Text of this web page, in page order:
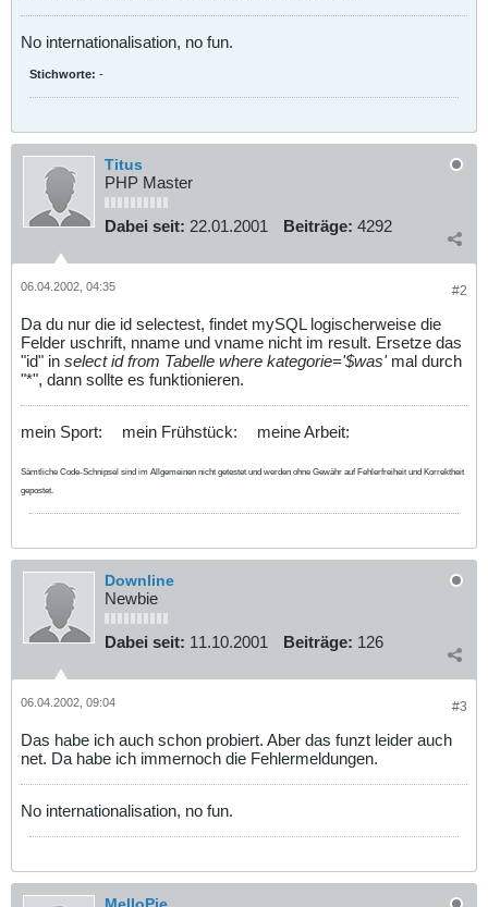
No internationalisation, no fun.
Stichworte: -
Titus
PHP Master
Dabei seit: 22.01.2001 Beiträge: 4292
#2
06.04.2002, 04:35
Da du nur die id selectest, findet mySQL logischerweise die
Felder uschrift, nname und vname nicht im result. Ersetze das
"id" in select id from Tabelle where kategorie='$was'mal durch
"*", dann sollte es funktionieren.
mein Sport: mein Frühstück: meine Arbeit:
Sämtliche Code-Schnipsel sind im Allgemeinen nicht getestet und werden ohne Gewähr auf Fehlerfreiheit und Korrektheit
gepostet.
Downline
Newbie
Dabei seit: 11.10.2001 Beiträge: 126
#3
06.04.2002, 09:04
Das habe ich auch schon probiert. Aber das funzt leider auch
net. Da habe ich immernoch die Fehlermeldungen.
No internationalisation, no fun.